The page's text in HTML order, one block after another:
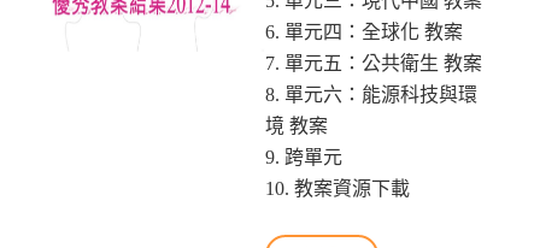
6. 單元四：全球化 教案
7. 單元五：公共衛生 教案
8. 單元六：能源科技與環
境 教案
9. 跨單元
10. 教案資源下載